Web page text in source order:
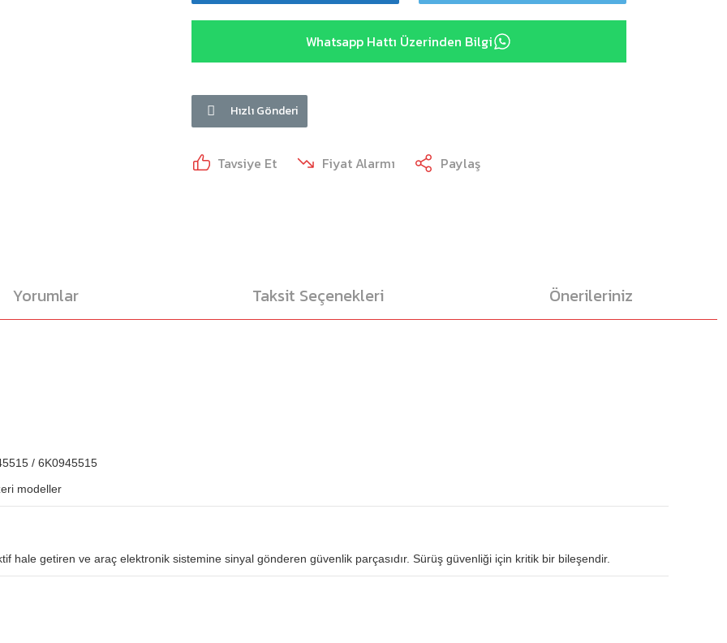
Whatsapp Hattı Üzerinden Bilgi
Hızlı Gönderi
Tavsiye Et Fiyat Alarmı Paylaş
Yorumlar Taksit Seçenekleri Önerileriniz
/ 6K0945515
modeller
hale getiren ve araç elektronik sistemine sinyal gönderen güvenlik parçasıdır. Sürüş güvenliği için kritik bir bileşendir.